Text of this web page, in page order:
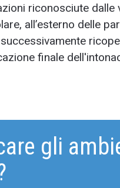
riconosciute
all’esterno delle
finale
gli